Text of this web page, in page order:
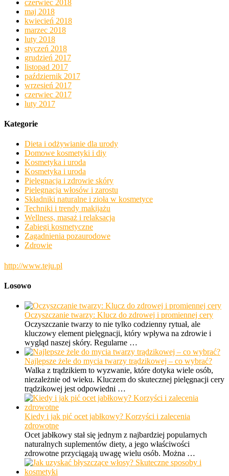
czerwiec 2018
maj 2018
kwiecień 2018
marzec 2018
luty 2018
styczeń 2018
grudzień 2017
listopad 2017
październik 2017
wrzesień 2017
czerwiec 2017
luty 2017
Kategorie
Dieta i odżywianie dla urody
Domowe kosmetyki i diy
Kosmetyka i uroda
Kosmetyka i uroda
Pielęgnacja i zdrowie skóry
Pielęgnacja włosów i zarostu
Składniki naturalne i zioła w kosmetyce
Techniki i trendy makijażu
Wellness, masaż i relaksacja
Zabiegi kosmetyczne
Zagadnienia pozaurodowe
Zdrowie
http://www.teju.pl
Losowo
Oczyszczanie twarzy: Klucz do zdrowej i promiennej cery
Oczyszczanie twarzy to nie tylko codzienny rytuał, ale
kluczowy element pielęgnacji, który wpływa na zdrowie i
wygląd naszej skóry. Regularne …
Najlepsze żele do mycia twarzy trądzikowej – co wybrać?
Walka z trądzikiem to wyzwanie, które dotyka wiele osób,
niezależnie od wieku. Kluczem do skutecznej pielęgnacji cery
trądzikowej jest odpowiedni …
Kiedy i jak pić ocet jabłkowy? Korzyści i zalecenia
zdrowotne
Ocet jabłkowy stał się jednym z najbardziej popularnych
naturalnych suplementów diety, a jego właściwości
zdrowotne przyciągają uwagę wielu osób. Można …